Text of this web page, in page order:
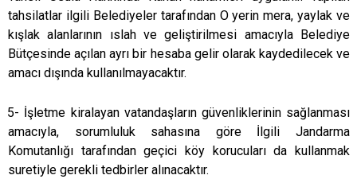
tahsilatlar ilgili Belediyeler tarafından O yerin mera, yaylak ve
kışlak alanlarının ıslah ve geliştirilmesi amacıyla Belediye
Bütçesinde açılan ayrı bir hesaba gelir olarak kaydedilecek ve
amacı dışında kullanılmayacaktır.
5- İşletme kiralayan vatandaşların güvenliklerinin sağlanması
amacıyla, sorumluluk sahasına göre İlgili Jandarma
Komutanlığı tarafından geçici köy korucuları da kullanmak
suretiyle gerekli tedbirler alınacaktır.